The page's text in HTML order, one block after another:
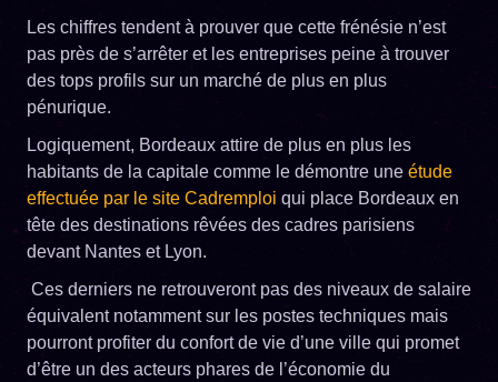
Les chiffres tendent à prouver que cette frénésie n’est
pas près de s’arrêter et les entreprises peine à trouver
des tops profils sur un marché de plus en plus
pénurique.
Logiquement, Bordeaux attire de plus en plus les
habitants de la capitale comme le démontre une étude
effectuée par le site Cadremploi qui place Bordeaux en
tête des destinations rêvées des cadres parisiens
devant Nantes et Lyon.
Ces derniers ne retrouveront pas des niveaux de salaire
équivalent notamment sur les postes techniques mais
pourront profiter du confort de vie d’une ville qui promet
d’être un des acteurs phares de l’économie du